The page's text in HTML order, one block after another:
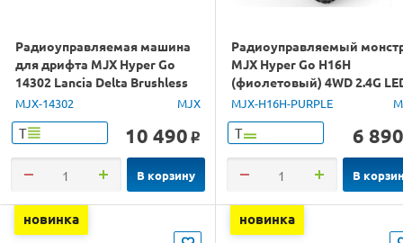
Радиоуправляемая машина
для дрифта MJX Hyper Go
14302 Lancia Delta Brushless
4WD 2.4G LED 1/14 RTR
MJX-14302 MJX
Т 10 490 o
В корзину
Радиоуправляемый
MJX Hyper Go H16H
(фиолетовый) 4WD 2.4G
GPS 1/16 RTR
MJX-H16H-PURPLE
Т 6 890
В
новинка новинка